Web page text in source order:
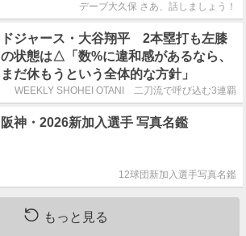
デーブ大久保 さあ、話しましょう！
ドジャース・大谷翔平 2本塁打も左膝
の状態は△「数%に違和感があるなら、
まだ休もうという全体的な方針」
WEEKLY SHOHEI OTANI 二刀流で呼び込む3連覇
阪神・2026新加入選手 写真名鑑
12球団新加入選手写真名鑑
もっと見る